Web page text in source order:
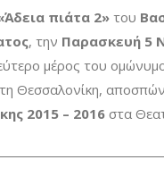
πιάτα 2»του
, την Παρασκευή 5
μέρος του
Θεσσαλονίκη,
2015 – 2016στα